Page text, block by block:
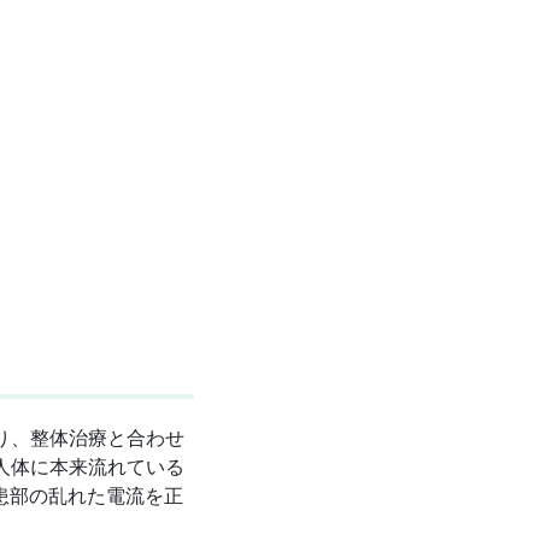
、整体治療と合わせ
体に本来流れている
部の乱れた電流を正